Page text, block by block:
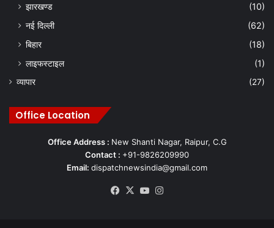
झारखण्ड
(10)
नई दिल्ली
(62)
बिहार
(18)
लाइफस्टाइल
(1)
व्यापार (27)
Office Location
Office Address : New Shanti Nagar, Raipur, C.G
Contact : +91-9826209990
Email: dispatchnewsindia@gmail.com
Facebook
X YouTube